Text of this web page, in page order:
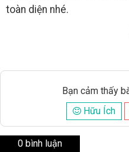
toàn diện nhé.
Bạn cảm thấy
Hữu Ích
0 bình luận